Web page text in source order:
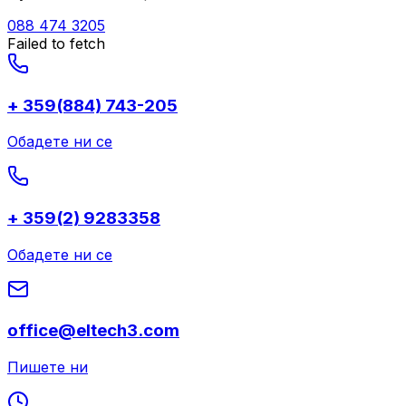
088 474 3205
Failed to fetch
+ 359(884) 743-205
Обадете ни се
+ 359(2) 9283358
Обадете ни се
office@eltech3.com
Пишете ни